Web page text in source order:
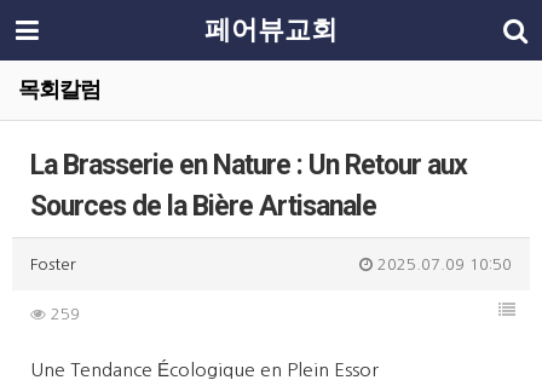
페어뷰교회
목회칼럼
La Brasserie en Nature : Un Retour aux
Sources de la Bière Artisanale
Foster 2025.07.09 10:50
259
Une Tendance Écologique en Plein Essor